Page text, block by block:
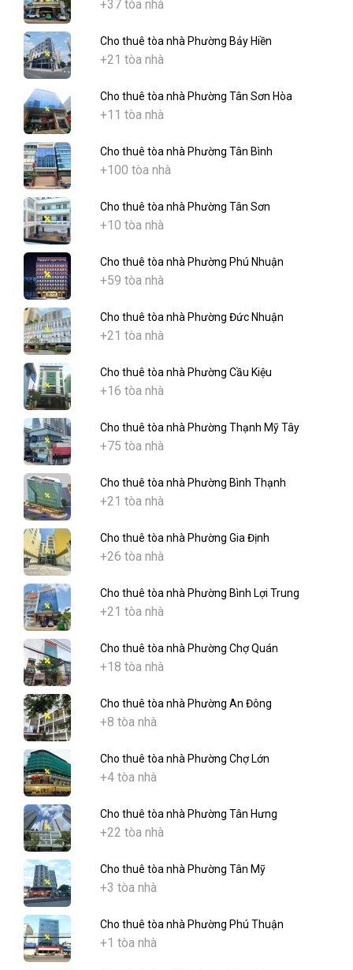
+37 tòa nhà
Cho thuê tòa nhà Phường Bảy Hiền
+21 tòa nhà
Cho thuê tòa nhà Phường Tân Sơn Hòa
+11 tòa nhà
Cho thuê tòa nhà Phường Tân Bình
+100 tòa nhà
Cho thuê tòa nhà Phường Tân Sơn
+10 tòa nhà
Cho thuê tòa nhà Phường Phú Nhuận
+59 tòa nhà
Cho thuê tòa nhà Phường Đức Nhuận
+21 tòa nhà
Cho thuê tòa nhà Phường Cầu Kiệu
+16 tòa nhà
Cho thuê tòa nhà Phường Thạnh Mỹ Tây
+75 tòa nhà
Cho thuê tòa nhà Phường Bình Thạnh
+21 tòa nhà
Cho thuê tòa nhà Phường Gia Định
+26 tòa nhà
Cho thuê tòa nhà Phường Bình Lợi Trung
+21 tòa nhà
Cho thuê tòa nhà Phường Chợ Quán
+18 tòa nhà
Cho thuê tòa nhà Phường An Đông
+8 tòa nhà
Cho thuê tòa nhà Phường Chợ Lớn
+4 tòa nhà
Cho thuê tòa nhà Phường Tân Hưng
+22 tòa nhà
Cho thuê tòa nhà Phường Tân Mỹ
+3 tòa nhà
Cho thuê tòa nhà Phường Phú Thuận
+1 tòa nhà